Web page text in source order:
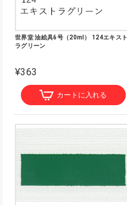
世界堂 油絵具6号（20ml） 124エキスト
ラグリーン
¥363
カートに入れる